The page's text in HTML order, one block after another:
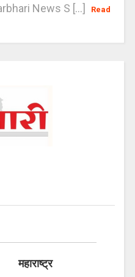
News S [...]
Read
महाराष्ट्र